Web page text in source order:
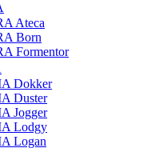
Ateca
Born
Formentor
Dokker
Duster
Jogger
Lodgy
Logan